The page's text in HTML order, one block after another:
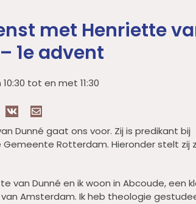
met Henriette
1e advent
tot en met 11:30
Dunné gaat ons voor. Zij is predikant bij
Gemeente Rotterdam. Hieronder stelt zij
van Dunné en ik woon in Abcoude, een
Amsterdam. Ik heb theologie